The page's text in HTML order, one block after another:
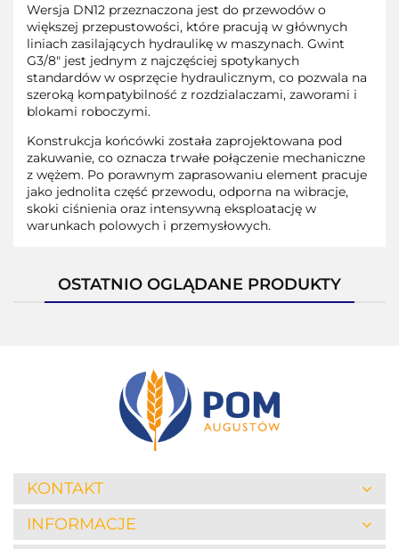
Wersja DN12 przeznaczona jest do przewodów o
większej przepustowości, które pracują w głównych
liniach zasilających hydraulikę w maszynach. Gwint
G3/8" jest jednym z najczęściej spotykanych
standardów w osprzęcie hydraulicznym, co pozwala na
szeroką kompatybilność z rozdzialaczami, zaworami i
blokami roboczymi.
Konstrukcja końcówki została zaprojektowana pod
zakuwanie, co oznacza trwałe połączenie mechaniczne
z wężem. Po porawnym zaprasowaniu element pracuje
jako jednolita część przewodu, odporna na wibracje,
skoki ciśnienia oraz intensywną eksploatację w
warunkach polowych i przemysłowych.
OSTATNIO OGLĄDANE PRODUKTY
KONTAKT
INFORMACJE